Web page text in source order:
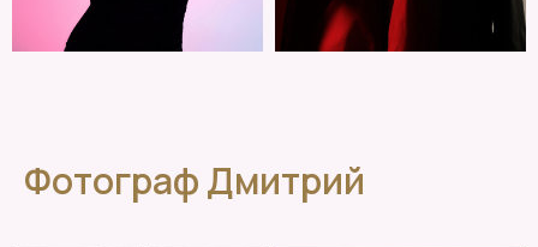
Фотограф Дмитрий